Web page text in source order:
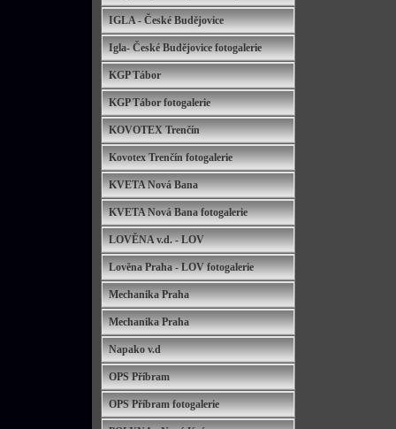
IGLA - České Budějovice
Igla- České Budějovice fotogalerie
KGP Tábor
KGP Tábor fotogalerie
KOVOTEX Trenčín
Kovotex Trenčín fotogalerie
KVETA Nová Bana
KVETA Nová Bana fotogalerie
LOVĚNA v.d. - LOV
Lověna Praha - LOV fotogalerie
Mechanika Praha
Mechanika Praha
Napako v.d
OPS Příbram
OPS Příbram fotogalerie